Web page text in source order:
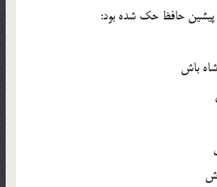
حافظ حک شده بود:
باش